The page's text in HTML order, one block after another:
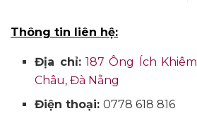
Thông tin liên hệ:
Địa chỉ: 187 Ông Ích
Châu, Đà Nẵng
Điện thoại:0778 618 816